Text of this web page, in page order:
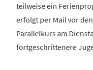
teilweise ein
erfolgt per Mail vor
Parallelkurs am
fortgeschrittenere